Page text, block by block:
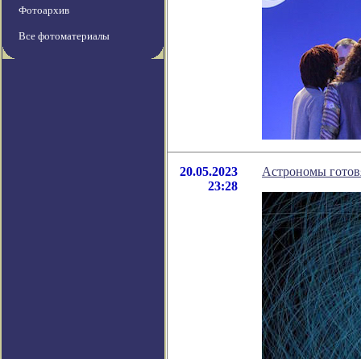
Фотоархив
Все фотоматериалы
20.05.2023
23:28
Астрономы